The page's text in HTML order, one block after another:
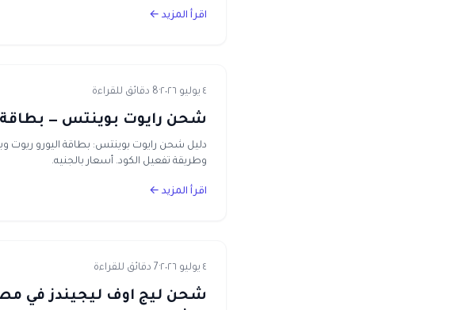
اقرأ المزيد ←
٤ يوليو ٢٠٢٦ ·8 دقائق للقراءة
شحن رايوت بوينتس — بطاقة
دليل شحن رايوت بوينتس: بطاقة اليورو ريوت
وطريقة تفعيل الكود. أسعار بالجنيه.
اقرأ المزيد ←
٤ يوليو ٢٠٢٦ · 7 دقائق للقراءة